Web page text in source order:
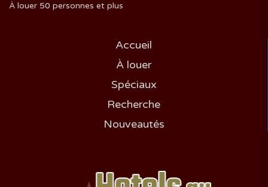
À louer 50 personnes et plus
Accueil
À louer
Spéciaux
Recherche
Nouveautés